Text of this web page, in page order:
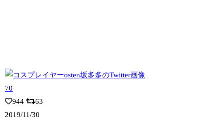
944
63
2019/11/30